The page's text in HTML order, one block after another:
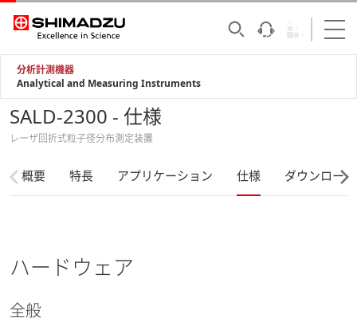
分析計測機器
Analytical and Measuring Instruments
SALD-2300 - 仕様
レーザ回折式粒子径分布測定装置
概要 特長 アプリケーション 仕様 ダウンロード
ハードウェア
全般